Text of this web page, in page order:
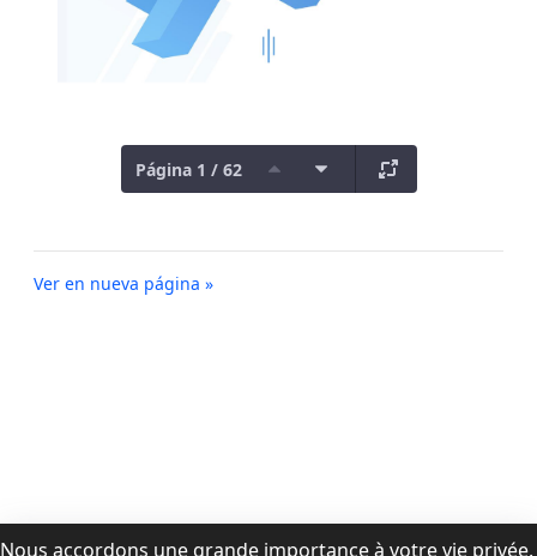
Página 1 / 62
Ver en nueva página »
Nous accordons une grande importance à votre vie privée.